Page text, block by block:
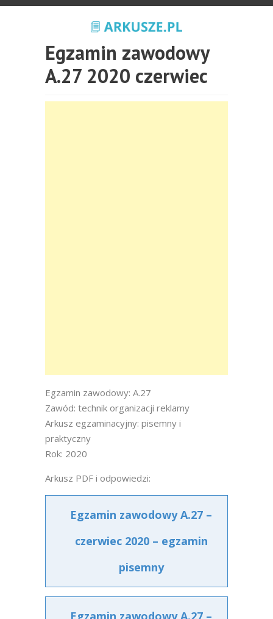
Egzamin zawodowy
A.27 2020 czerwiec
Egzamin zawodowy: A.27
Zawód: technik organizacji reklamy
Arkusz egzaminacyjny: pisemny i
praktyczny
Rok: 2020
Arkusz PDF i odpowiedzi:
Egzamin zawodowy A.27 –
czerwiec 2020 – egzamin
pisemny
Egzamin zawodowy A.27 –